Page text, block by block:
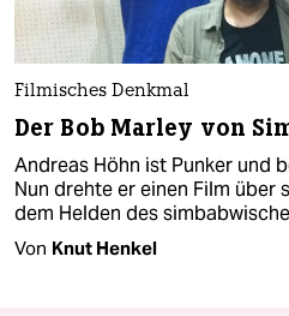
Filmisches Denkmal
Der Bob Marley von
Andreas Höhn ist Punker und
Nun drehte er einen Film über
dem Helden des
Von Knut Henkel